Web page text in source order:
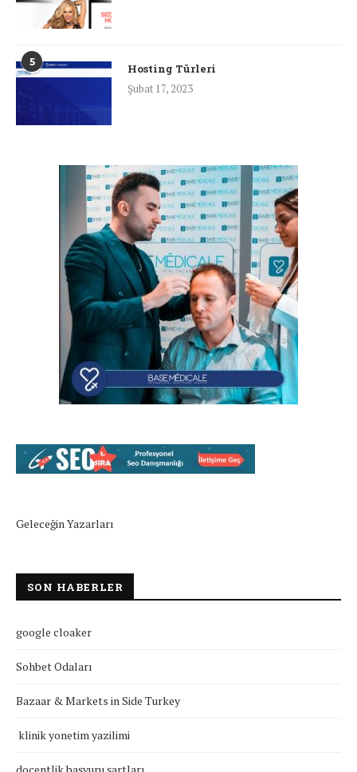
5
Hosting Türleri
Şubat 17, 2023
Geleceğin Yazarları
SON HABERLER
google cloaker
Sohbet Odaları
Bazaar & Markets in Side Turkey
klinik yonetim yazilimi
doçentlik başvuru şartları